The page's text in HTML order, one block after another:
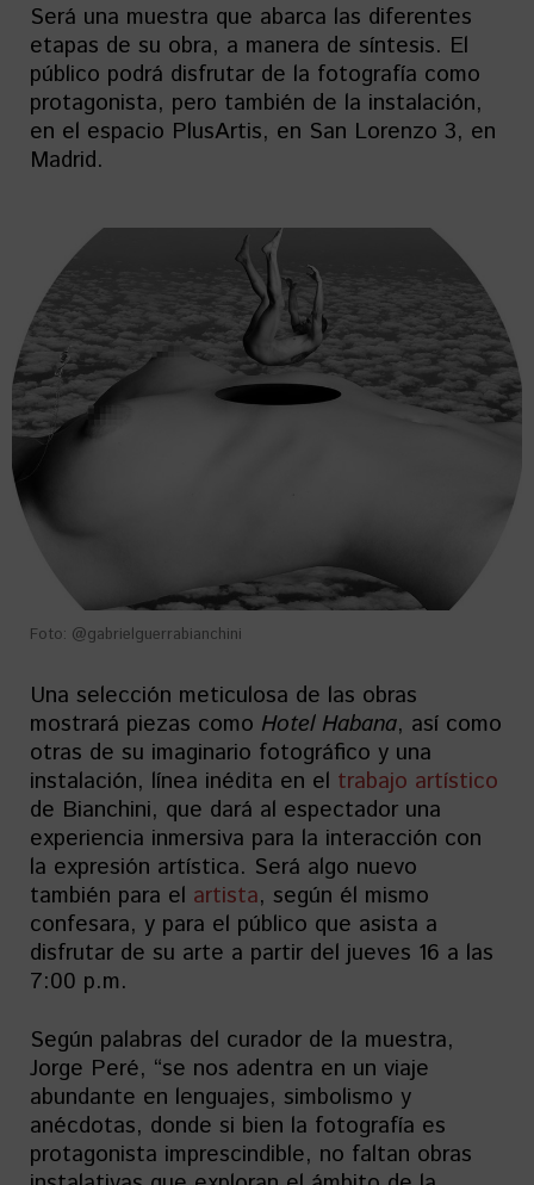
Será una muestra que abarca las diferentes
etapas de su obra, a manera de síntesis. El
público podrá disfrutar de la fotografía como
protagonista, pero también de la instalación,
en el espacio PlusArtis, en San Lorenzo 3, en
Madrid.
Foto: @gabrielguerrabianchini
Una selección meticulosa de las obras
mostrará piezas como Hotel Habana, así como
otras de su imaginario fotográfico y una
instalación, línea inédita en el trabajo artístico
de Bianchini, que dará al espectador una
experiencia inmersiva para la interacción con
la expresión artística. Será algo nuevo
también para el artista, según él mismo
confesara, y para el público que asista a
disfrutar de su arte a partir del jueves 16 a las
7:00 p.m.
Según palabras del curador de la muestra,
Jorge Peré, “se nos adentra en un viaje
abundante en lenguajes, simbolismo y
anécdotas, donde si bien la fotografía es
protagonista imprescindible, no faltan obras